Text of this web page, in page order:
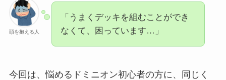
頭を抱える人
「うまくデッキを組むことができ
なくて、困っています…」
今回は、悩めるドミニオン初心者の方に、同じく